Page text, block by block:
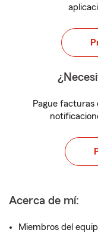
Pague facturas
Acerca de mí:
Miembros del